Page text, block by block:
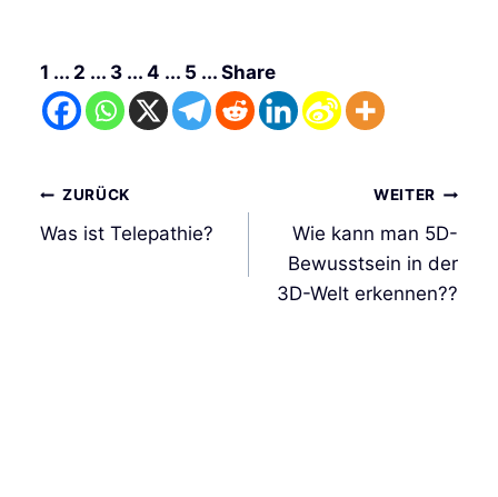
1 ... 2 ... 3 ... 4 ... 5 ... Share
Beitrags-
Navigation
ZURÜCK
Was ist Telepathie?
WEITER
Wie kann man 5D-
Bewusstsein in der
3D-Welt erkennen??